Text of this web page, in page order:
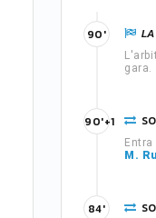
gara.
90'
Entra
M.
90'+1
84'